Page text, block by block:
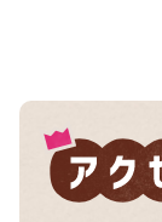
～人生密
河合＆
（news お
DAIGOも